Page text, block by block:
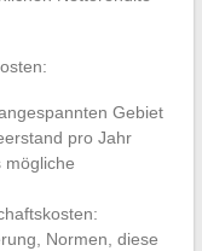
Gebiet
pro Jahr
mögliche
Normen, diese